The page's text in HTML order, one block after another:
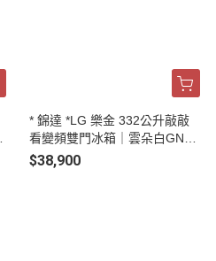
* 錦達 *LG 樂金 332公升敲敲
看變頻雙門冰箱｜雲朵白GN-B
F330WV
$38,900